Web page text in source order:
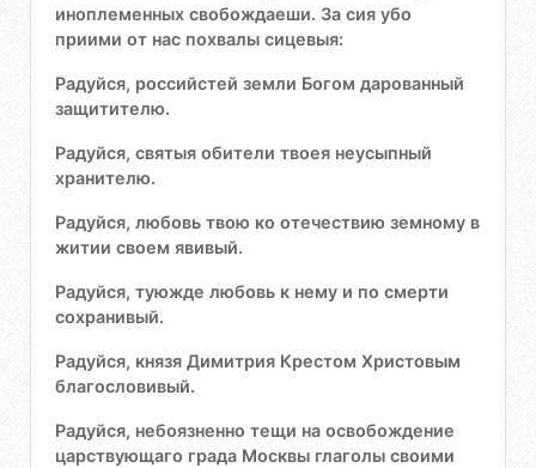
иноплеменных свобождаеши. За сия убо
приими от нас похвалы сицевыя:
Радуйся, российстей земли Богом дарованный
защитителю.
Радуйся, святыя обители твоея неусыпный
хранителю.
Радуйся, любовь твою ко отечествию земному в
житии своем явивый.
Радуйся, туюжде любовь к нему и по смерти
сохранивый.
Радуйся, князя Димитрия Крестом Христовым
благословивый.
Радуйся, небоязненно тещи на освобождение
царствующаго града Москвы глаголы своими